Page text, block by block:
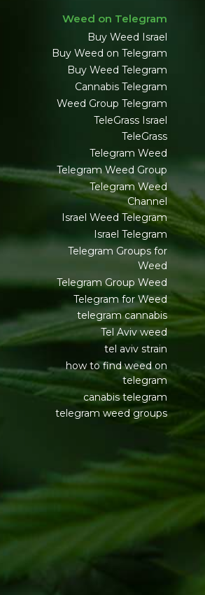
Weed on Telegram
Buy Weed Israel
Buy Weed on Telegram
Buy Weed Telegram
Cannabis Telegram
Weed Group Telegram
TeleGrass Israel
TeleGrass
Telegram Weed
Telegram Weed Group
Telegram Weed
Channel
Israel Weed Telegram
Israel Telegram
Telegram Groups for
Weed
Telegram Group Weed
Telegram for Weed
telegram cannabis
Tel Aviv weed
tel aviv strain
how to find weed on
telegram
canabis telegram
telegram weed groups